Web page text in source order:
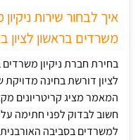
איך לבחור שירות
משרדים בראשון לציון
בחירת חברת ניקיון משרדים
לציון דורשת בחינה מדויקת
המאמר מציג קריטריונים
חשוב לבדוק לפני חתימה
למשרדים בסביבה